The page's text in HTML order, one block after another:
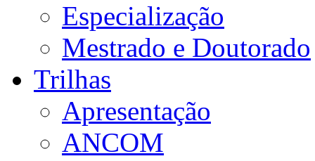
Especialização
Mestrado e Doutorado
Trilhas
Apresentação
ANCOM